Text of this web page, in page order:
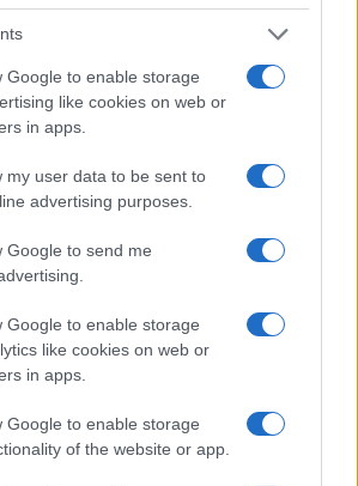
Google to enable storage
like cookies on web or
in apps.
my user data to be sent to
advertising purposes.
Google to send me
Google to enable storage
like cookies on web or
in apps.
Google to enable storage
of the website or app.